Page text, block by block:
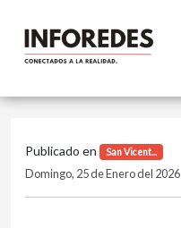
Publicado en San Vicent...
Domingo, 25 de Enero del 2026